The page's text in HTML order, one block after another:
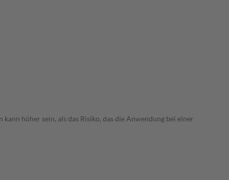
höher sein, als das Risiko, das die Anwendung bei einer